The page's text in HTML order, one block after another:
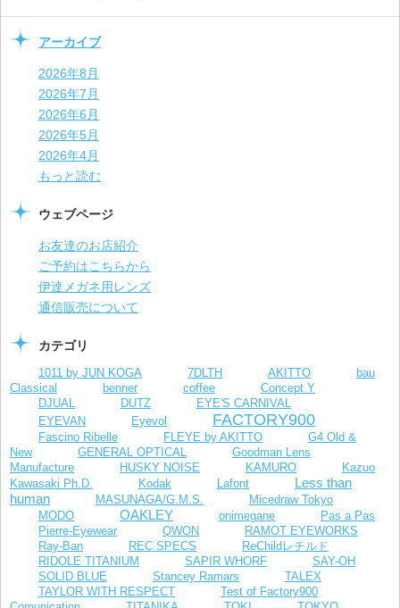
アーカイブ
2026年8月
2026年7月
2026年6月
2026年5月
2026年4月
もっと読む
ウェブページ
お友達のお店紹介
ご予約はこちらから
伊達メガネ用レンズ
通信販売について
カテゴリ
1011 by JUN KOGA 7DLTH AKITTO
bau
Classical
benner coffee Concept Y
DJUAL DUTZ
EYE'S CARNIVAL
EYEVAN
Eyevol FACTORY900
Fascino Ribelle FLEYE by AKITTO
G4 Old &
New
GENERAL OPTICAL
Goodman Lens
Manufacture
HUSKY NOISE KAMURO
Kazuo
Kawasaki Ph.D.
Kodak Lafont
Less than
human
MASUNAGA/G.M.S.
Micedraw Tokyo
MODO
OAKLEY onimegane
Pas a Pas
Pierre-Eyewear
QWON
RAMOT EYEWORKS
Ray-Ban
REC SPECS
ReChildレチルド
RIDOLE TITANIUM
SAPIR WHORF
SAY-OH
SOLID BLUE
Stancey Ramars TALEX
TAYLOR WITH RESPECT
Test of Factory900